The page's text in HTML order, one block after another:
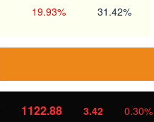
19.93% 31.42%
3.42 0.30%